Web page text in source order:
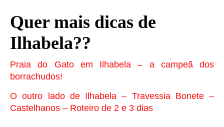
Quer mais dicas de
Ilhabela??
Praia do Gato em Ilhabela – a campeã dos
borrachudos!
O outro lado de Ilhabela – Travessia Bonete –
Castelhanos – Roteiro de 2 e 3 dias